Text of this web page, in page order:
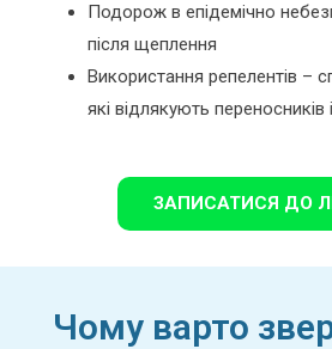
Подорож в епідемічно
після щеплення
Використання репелентів –
які відлякують переносників
ЗАПИСАТИСЯ ДО
Чому варто